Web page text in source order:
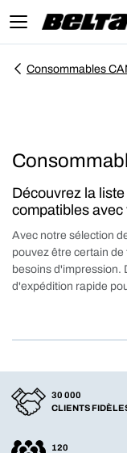
Consommables
Découvrez la
compatibles
Avec notre sélection
pouvez être certain
besoins d'impression.
d'expédition rapide
30 000
CLIENTS
120